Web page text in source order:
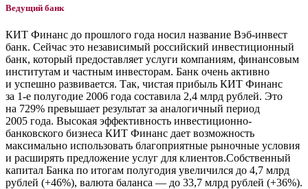
Ведущий банк
КИТ Финанс до прошлого года носил название Вэб-инвест
банк. Сейчас это независимый российский инвестиционный
банк, который предоставляет услуги компаниям, финансовым
институтам и частным инвесторам. Банк очень активно
и успешно развивается. Так, чистая прибыль КИТ Финанс
за 1-е полугодие 2006 года составила 2,4 млрд рублей. Это
на 729% превышает результат за аналогичный период
2005 года. Высокая эффективность инвестиционно-
банковского бизнеса КИТ Финанс дает возможность
максимально использовать благоприятные рыночные условия
и расширять предложение услуг для клиентов.Собственный
капитал Банка по итогам полугодия увеличился до 4,7 млрд
рублей (+46%), валюта баланса — до 33,7 млрд рублей (+36%).